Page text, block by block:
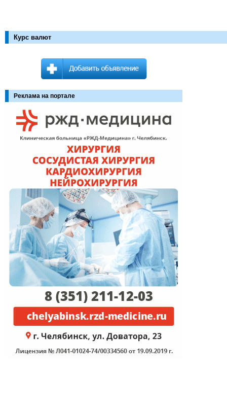
Курс валют
Реклама на портале